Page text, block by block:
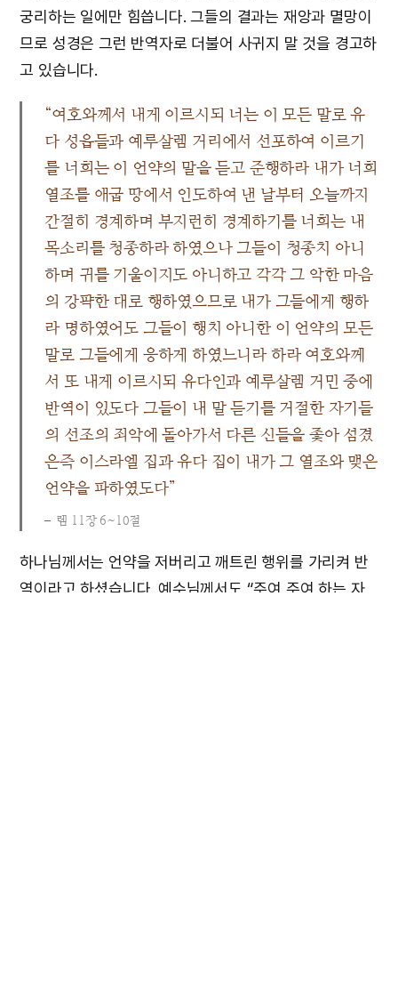
궁리하는 일에만 힘씁니다. 그들의 결과는 재앙과 멸망이
므로 성경은 그런 반역자로 더불어 사귀지 말 것을 경고하
고 있습니다.
“여호와께서 내게 이르시되 너는 이 모든 말로 유
다 성읍들과 예루살렘 거리에서 선포하여 이르기
를 너희는 이 언약의 말을 듣고 준행하라 내가 너희
열조를 애굽 땅에서 인도하여 낸 날부터 오늘까지
간절히 경계하며 부지런히 경계하기를 너희는 내
목소리를 청종하라 하였으나 그들이 청종치 아니
하며 귀를 기울이지도 아니하고 각각 그 악한 마음
의 강퍅한 대로 행하였으므로 내가 그들에게 행하
라 명하였어도 그들이 행치 아니한 이 언약의 모든
말로 그들에게 응하게 하였느니라 하라 여호와께
서 또 내게 이르시되 유다인과 예루살렘 거민 중에
반역이 있도다 그들이 내 말 듣기를 거절한 자기들
의 선조의 죄악에 돌아가서 다른 신들을 좇아 섬겼
은즉 이스라엘 집과 유다 집이 내가 그 열조와 맺은
언약을 파하였도다”
렘 11장 6~10절
하나님께서는 언약을 저버리고 깨트린 행위를 가리켜 반
역이라고 하셨습니다. 예수님께서도 “주여 주여 하는 자